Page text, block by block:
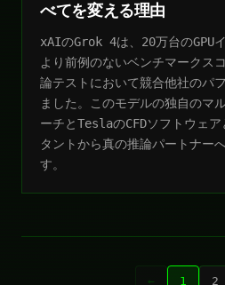
べてを変える理由
xAIのGrok 4は、20万台のGPU
より前例のないベンチマークス
論テストにおいて競合他社のパ
ました。このモデルの独自のマ
ーチとTeslaのCFDソフトウェ
タントから真の推論パートナー
す。
← 1 2